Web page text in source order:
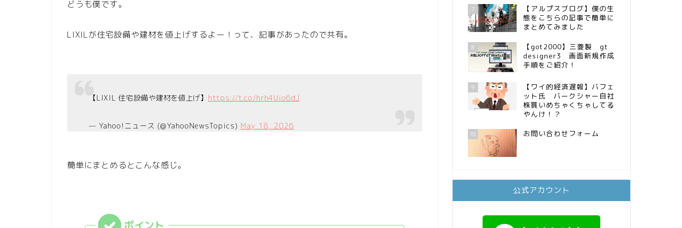
どうも僕です。
LIXILが住宅設備や建材を値上げするよー！って、記事があったので共有。
【LIXIL 住宅設備や建材を値上げ】 https://t.co/hrh4Uio6dJ
— Yahoo!ニュース (@YahooNewsTopics) May 18, 2026
簡単にまとめるとこんな感じ。
7
【アルプスブログ】僕の生
態をこちらの記事で簡単に
まとめてみました
8
【got2000】三菱製 gt
designer3 画面新規作成
手順をご紹介！
9
【ワイ的経済遅報】バフェ
ット氏 バークシャー自社
株買いめちゃくちゃしてる
やんけ！？
10 お問い合わせフォーム
公式アカウント